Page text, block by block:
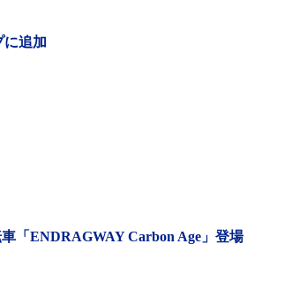
に追加
「ENDRAGWAY Carbon Age」登場